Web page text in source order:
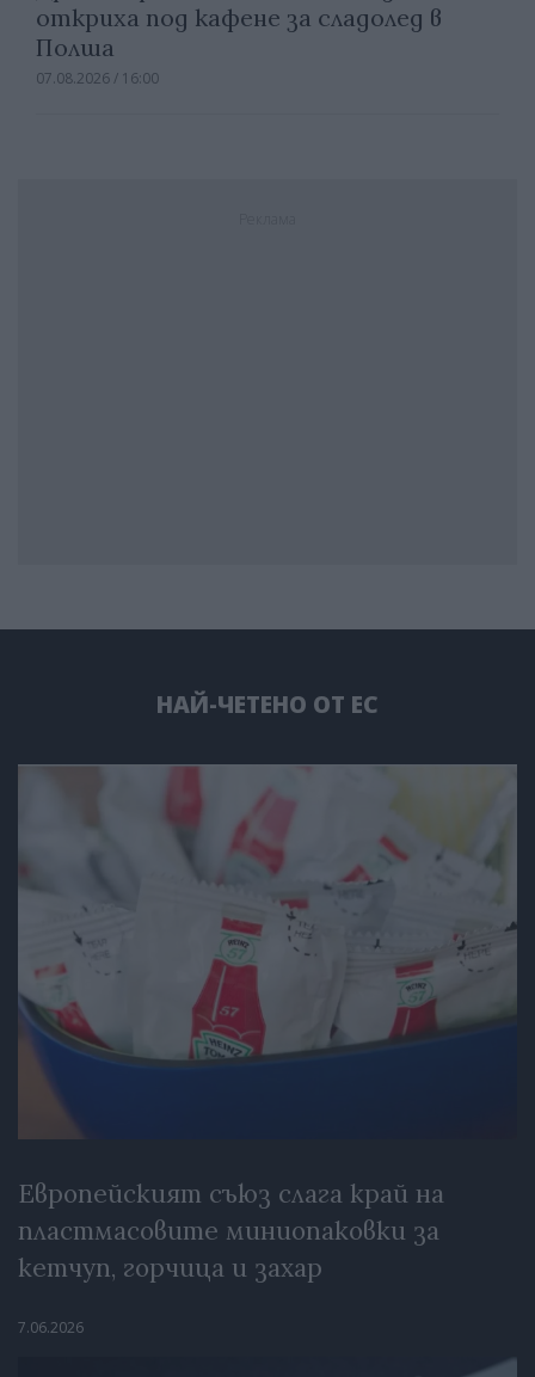
откриха под кафене за сладолед в
Полша
07.08.2026 / 16:00
НАЙ-ЧЕТЕНО ОТ ЕС
Европейският съюз слага край на
пластмасовите миниопаковки за
кетчуп, горчица и захар
7.06.2026